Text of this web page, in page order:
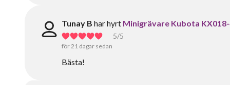
Tunay B har hyrt Minigrävare Kubota
5/5
för 21 dagar sedan
Bästa!